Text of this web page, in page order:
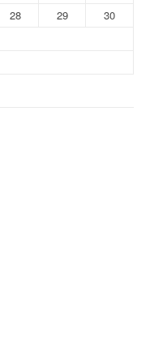
28 29
30